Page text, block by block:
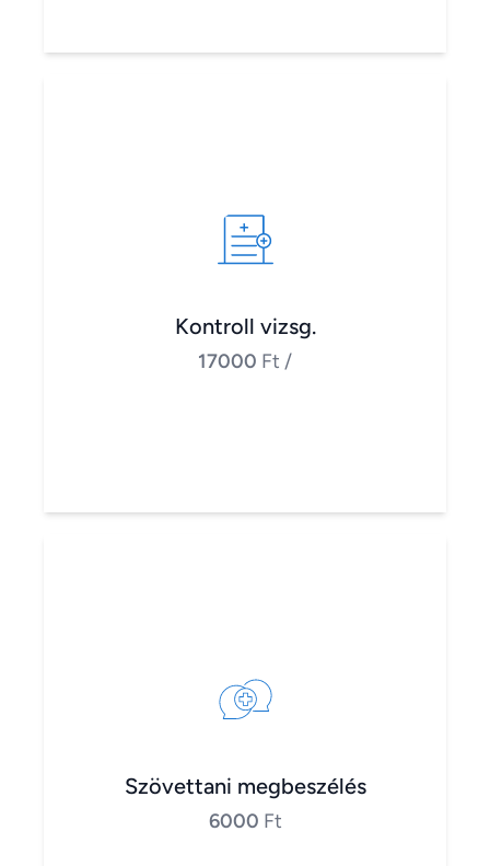
Kontroll vizsg.
17000 Ft /
Szövettani megbeszélés
6000 Ft